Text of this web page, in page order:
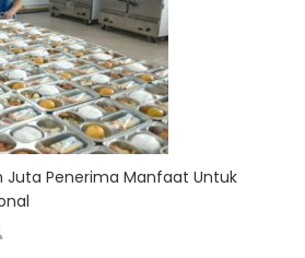
Juta Penerima Manfaat Untuk